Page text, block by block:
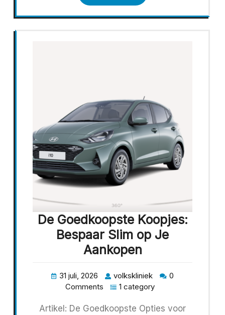
De Goedkoopste Koopjes:
Bespaar Slim op Je
Aankopen
31 juli, 2026 volkskliniek
0
Comments
1 category
Artikel: De Goedkoopste Opties voor